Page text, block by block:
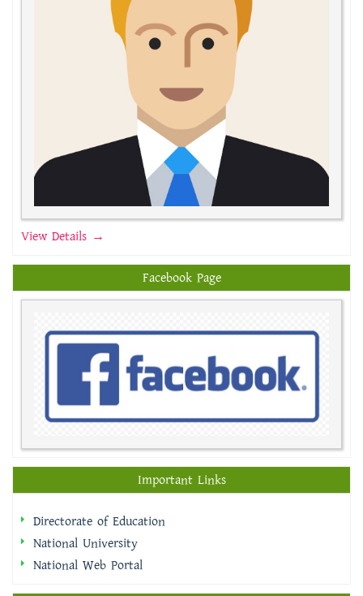
View Details →
Facebook Page
Important Links
Directorate of Education
National University
National Web Portal